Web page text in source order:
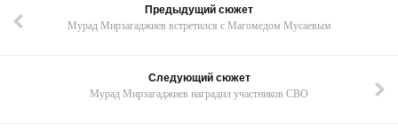
Предыдущий сюжет
Мурад Мирзагаджиев встретился с Магомедом Мусаевым
Следующий сюжет
Мурад Мирзагаджиев наградил участников СВО